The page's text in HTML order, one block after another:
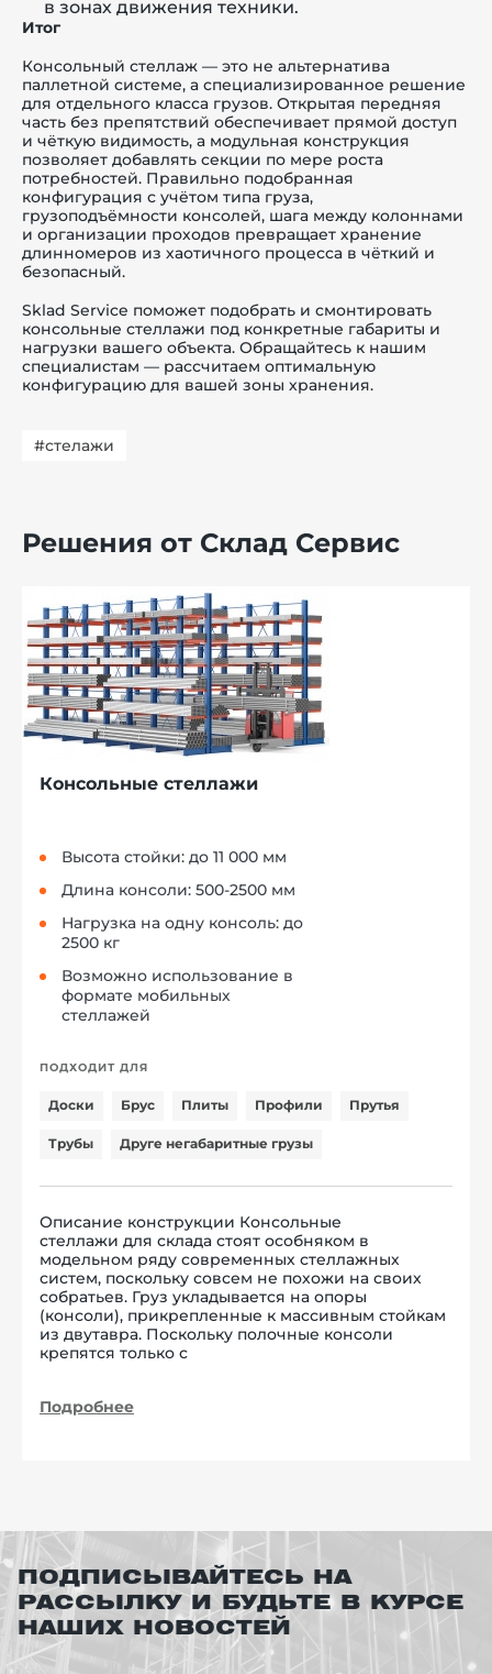
в зонах движения техники.
Итог
Консольный стеллаж — это не альтернатива
паллетной системе, а специализированное решение
для отдельного класса грузов. Открытая передняя
часть без препятствий обеспечивает прямой доступ
и чёткую видимость, а модульная конструкция
позволяет добавлять секции по мере роста
потребностей. Правильно подобранная
конфигурация с учётом типа груза,
грузоподъёмности консолей, шага между колоннами
и организации проходов превращает хранение
длинномеров из хаотичного процесса в чёткий и
безопасный.
Sklad Service поможет подобрать и смонтировать
консольные стеллажи под конкретные габариты и
нагрузки вашего объекта. Обращайтесь к нашим
специалистам — рассчитаем оптимальную
конфигурацию для вашей зоны хранения.
#стелажи
Решения от Склад Сервис
Консольные стеллажи
Высота стойки: до 11 000 мм
Длина консоли: 500-2500 мм
Нагрузка на одну консоль: до
2500 кг
Возможно использование в
формате мобильных
стеллажей
ПОДХОДИТ ДЛЯ
Доски Брус Плиты Профили Прутья
Трубы Друге негабаритные грузы
Описание конструкции Консольные
стеллажи для склада стоят особняком в
модельном ряду современных стеллажных
систем, поскольку совсем не похожи на своих
собратьев. Груз укладывается на опоры
(консоли), прикрепленные к массивным стойкам
из двутавра. Поскольку полочные консоли
крепятся только с
Подробнее
ПОДПИСЫВАЙТЕСЬ НА
РАССЫЛКУ И БУДЬТЕ В КУРСЕ
НАШИХ НОВОСТЕЙ